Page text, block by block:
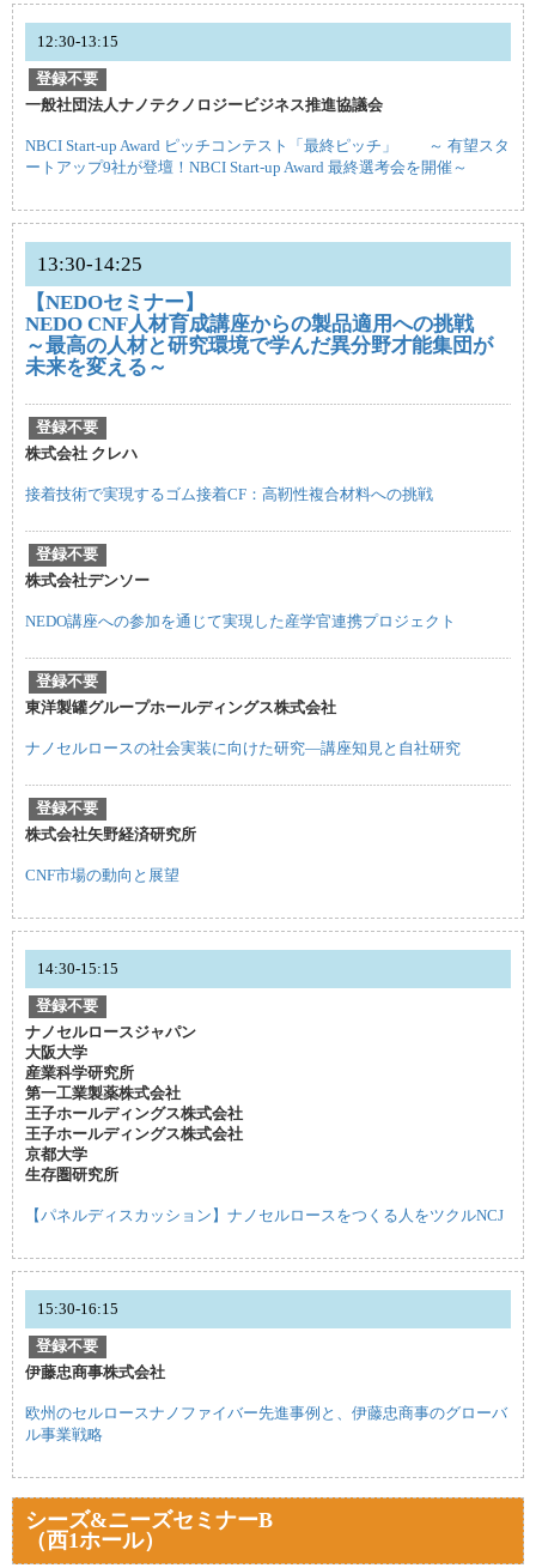
12:30-13:15
登録不要
一般社団法人ナノテクノロジービジネス推進協議会
NBCI Start-up Award ピッチコンテスト「最終ピッチ」 ～ 有望スタ
ートアップ9社が登壇！NBCI Start-up Award 最終選考会を開催～
13:30-14:25
【NEDOセミナー】​
NEDO CNF人材育成講座からの製品適用への挑戦
～最高の人材と研究環境で学んだ異分野才能集団が
未来を変える～
登録不要
株式会社 クレハ
接着技術で実現するゴム接着CF：高靭性複合材料への挑戦
登録不要
株式会社デンソー
NEDO講座への参加を通じて実現した産学官連携プロジェクト
登録不要
東洋製罐グループホールディングス株式会社
ナノセルロースの社会実装に向けた研究—講座知見と自社研究
登録不要
株式会社矢野経済研究所
CNF市場の動向と展望
14:30-15:15
登録不要
ナノセルロースジャパン
大阪大学
産業科学研究所
第一工業製薬株式会社
王子ホールディングス株式会社
王子ホールディングス株式会社
京都大学
生存圏研究所
【パネルディスカッション】ナノセルロースをつくる人をツクルNCJ
15:30-16:15
登録不要
伊藤忠商事株式会社
欧州のセルロースナノファイバー先進事例と、伊藤忠商事のグローバ
ル事業戦略
シーズ&ニーズセミナーB
（西1ホール）